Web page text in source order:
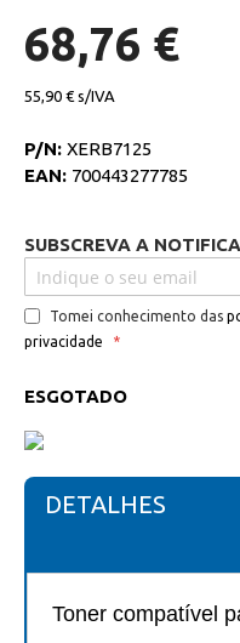
imagens
de
imagens
68,76 €
55,90 €
P/N: XERB7125
EAN: 700443277785
SUBSCREVA A
Tomei conhecimento das
privacidade
ESGOTADO
DETALHES
Toner compatível